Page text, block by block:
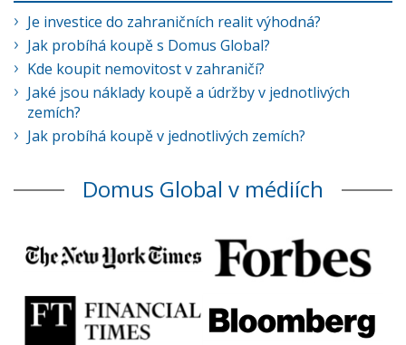
Je investice do zahraničních realit výhodná?
Jak probíhá koupě s Domus Global?
Kde koupit nemovitost v zahraničí?
Jaké jsou náklady koupě a údržby v jednotlivých
zemích?
Jak probíhá koupě v jednotlivých zemích?
Domus Global v médiích